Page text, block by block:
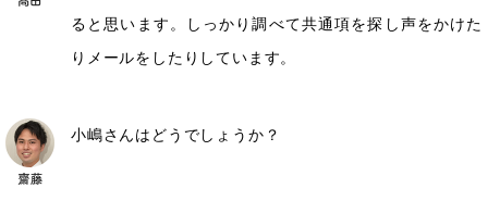
ると思います。しっかり調べて共通項を探し声をかけた
りメールをしたりしています。
小嶋さんはどうでしょうか？